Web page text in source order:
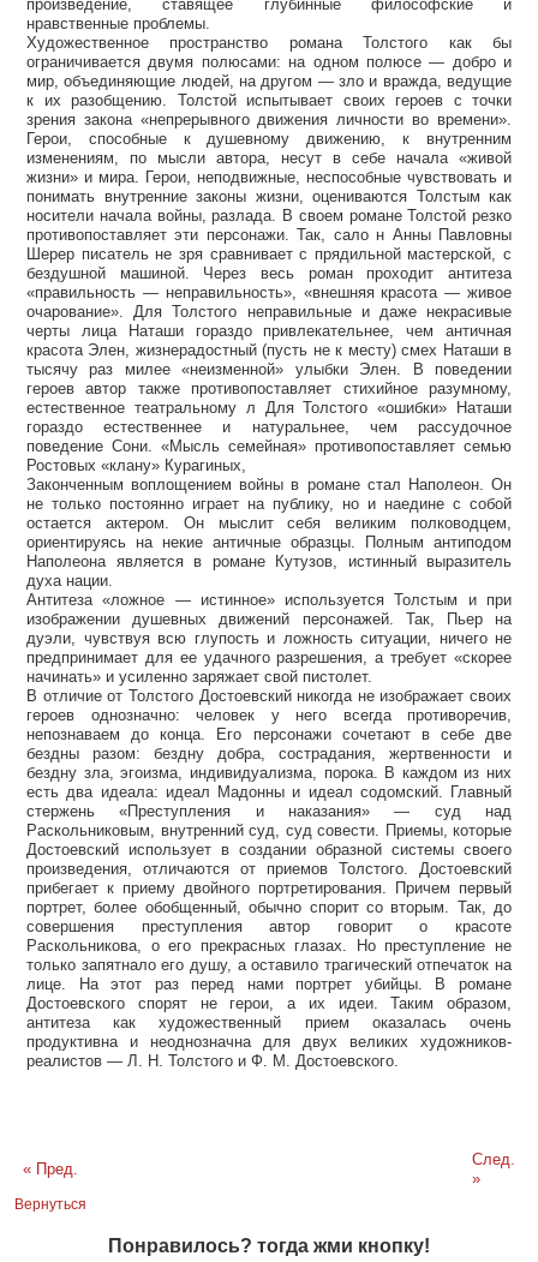
произведение, ставящее глубинные философские и
нравственные проблемы.
Художественное пространство романа Толстого как бы
ограничивается двумя полюсами: на одном полюсе — добро и
мир, объединяющие людей, на другом — зло и вражда, ведущие
к их разобщению. Толстой испытывает своих героев с точки
зрения закона «непрерывного движения личности во времени».
Герои, способные к душевному движению, к внутренним
изменениям, по мысли автора, несут в себе начала «живой
жизни» и мира. Герои, неподвижные, неспособные чувствовать и
понимать внутренние законы жизни, оцениваются Толстым как
носители начала войны, разлада. В своем романе Толстой резко
противопоставляет эти персонажи. Так, сало н Анны Павловны
Шерер писатель не зря сравнивает с прядильной мастерской, с
бездушной машиной. Через весь роман проходит антитеза
«правильность — неправильность», «внешняя красота — живое
очарование». Для Толстого неправильные и даже некрасивые
черты лица Наташи гораздо привлекательнее, чем античная
красота Элен, жизнерадостный (пусть не к месту) смех Наташи в
тысячу раз милее «неизменной» улыбки Элен. В поведении
героев автор также противопоставляет стихийное разумному,
естественное театральному л Для Толстого «ошибки» Наташи
гораздо естественнее и натуральнее, чем рассудочное
поведение Сони. «Мысль семейная» противопоставляет семью
Ростовых «клану» Курагиных,
Законченным воплощением войны в романе стал Наполеон. Он
не только постоянно играет на публику, но и наедине с собой
остается актером. Он мыслит себя великим полководцем,
ориентируясь на некие античные образцы. Полным антиподом
Наполеона является в романе Кутузов, истинный выразитель
духа нации.
Антитеза «ложное — истинное» используется Толстым и при
изображении душевных движений персонажей. Так, Пьер на
дуэли, чувствуя всю глупость и ложность ситуации, ничего не
предпринимает для ее удачного разрешения, а требует «скорее
начинать» и усиленно заряжает свой пистолет.
В отличие от Толстого Достоевский никогда не изображает своих
героев однозначно: человек у него всегда противоречив,
непознаваем до конца. Его персонажи сочетают в себе две
бездны разом: бездну добра, сострадания, жертвенности и
бездну зла, эгоизма, индивидуализма, порока. В каждом из них
есть два идеала: идеал Мадонны и идеал содомский. Главный
стержень «Преступления и наказания» — суд над
Раскольниковым, внутренний суд, суд совести. Приемы, которые
Достоевский использует в создании образной системы своего
произведения, отличаются от приемов Толстого. Достоевский
прибегает к приему двойного портретирования. Причем первый
портрет, более обобщенный, обычно спорит со вторым. Так, до
совершения преступления автор говорит о красоте
Раскольникова, о его прекрасных глазах. Но преступление не
только запятнало его душу, а оставило трагический отпечаток на
лице. На этот раз перед нами портрет убийцы. В романе
Достоевского спорят не герои, а их идеи. Таким образом,
антитеза как художественный прием оказалась очень
продуктивна и неоднозначна для двух великих художников-
реалистов — Л. Н. Толстого и Ф. М. Достоевского.
« Пред.
След.
»
Вернуться
Понравилось? тогда жми кнопку!